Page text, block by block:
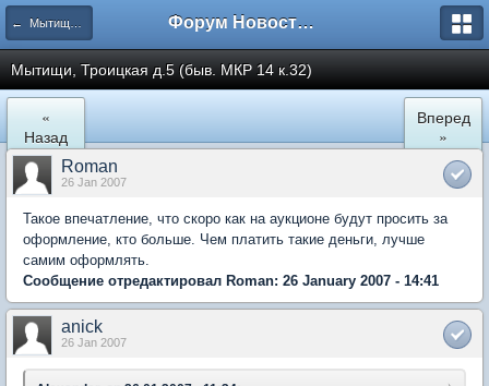
← Мытищи, Троицкая д.5 Форум Новостройки
Мытищи, Троицкая д.5 (быв. МКР 14 к.32)
«
Назад
Вперед
»
Roman
26 Jan 2007
Такое впечатление, что скоро как на аукционе будут просить за
оформление, кто больше. Чем платить такие деньги, лучше
самим оформлять.
Сообщение отредактировал Roman: 26 January 2007 - 14:41
anick
26 Jan 2007